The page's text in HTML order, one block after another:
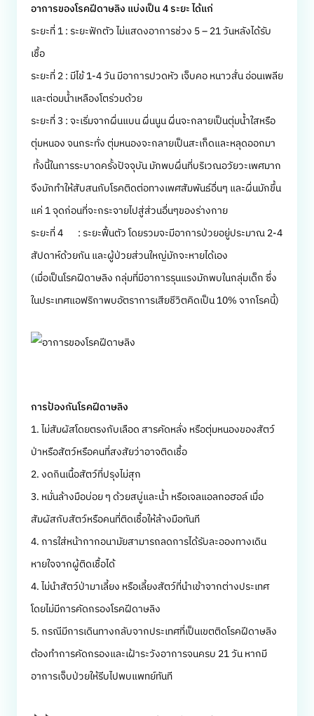
อาการของโรคฝีดาษลิง แบ่งเป็น 4 ระยะ ได้แก่
ระยะที่ 1 : ระยะฟักตัว ไม่แสดงอาการช่วง 5 – 21 วันหลังได้รับ
เชื้อ
ระยะที่ 2 : มีไข้ 1-4 วัน มีอาการปวดหัว เจ็บคอ หนาวสั่น อ่อนเพลีย
และต่อมน้ำเหลืองโตร่วมด้วย
ระยะที่ 3 : จะเริ่มจากผื่นแบน ผื่นนูน ผื่นจะกลายเป็นตุ่มน้ำใสหรือ
ตุ่มหนอง จนกระทั่ง ตุ่มหนองจะกลายเป็นสะเก็ดและหลุดออกมา
ทั้งนี้ในการระบาดครั้งปัจจุบัน มักพบผื่นที่บริเวณอวัยวะเพศมาก
จึงมักทำให้สับสนกับโรคติดต่อทางเพศสัมพันธ์อื่นๆ และผื่นมักขึ้น
แค่ 1 จุดก่อนที่จะกระจายไปสู่ส่วนอื่นๆของร่างกาย
ระยะที่ 4 : ระยะฟื้นตัว โดยรวมจะมีอาการป่วยอยู่ประมาณ 2-4
สัปดาห์ด้วยกัน และผู้ป่วยส่วนใหญ่มักจะหายได้เอง
(เมื่อเป็นโรคฝีดาษลิง กลุ่มที่มีอาการรุนแรงมักพบในกลุ่มเด็ก ซึ่ง
ในประเทศแอฟริกาพบอัตราการเสียชีวิตคิดเป็น 10% จากโรคนี้)
การป้องกันโรคฝีดาษลิง
1. ไม่สัมผัสโดยตรงกับเลือด สารคัดหลั่ง หรือตุ่มหนองของสัตว์
ป่าหรือสัตว์หรือคนที่สงสัยว่าอาจติดเชื้อ
2. งดกินเนื้อสัตว์ที่ปรุงไม่สุก
3. หมั่นล้างมือบ่อย ๆ ด้วยสบู่และน้ำ หรือเจลแอลกอฮอล์ เมื่อ
สัมผัสกับสัตว์หรือคนที่ติดเชื้อให้ล้างมือทันที
4. การใส่หน้ากากอนามัยสามารถลดการได้รับละอองทางเดิน
หายใจจากผู้ติดเชื้อได้
4. ไม่นำสัตว์ป่ามาเลี้ยง หรือเลี้ยงสัตว์ที่นำเข้าจากต่างประเทศ
โดยไม่มีการคัดกรองโรคฝีดาษลิง
5. กรณีมีการเดินทางกลับจากประเทศที่เป็นเขตติดโรคฝีดาษลิง
ต้องทำการคัดกรองและเฝ้าระวังอาการจนครบ 21 วัน หากมี
อาการเจ็บป่วยให้รีบไปพบแพทย์ทันที